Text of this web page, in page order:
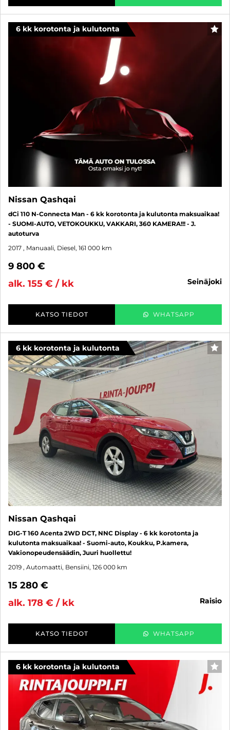
6 kk korotonta ja kulutonta
Nissan Qashqai
dCi 110 N-Connecta Man - 6 kk korotonta ja kulutonta maksuaikaa!
- SUOMI-AUTO, VETOKOUKKU, VAKKARI, 360 KAMERA!!! - J.
autoturva
2017 , Manuaali, Diesel, 161 000 km
9 800 €
alk. 155 € / kk
seinäjoki
KATSO TIEDOT WHATSAPP
6 kk korotonta ja kulutonta
Nissan Qashqai
DIG-T 160 Acenta 2WD DCT, NNC Display - 6 kk korotonta ja
kulutonta maksuaikaa! - Suomi-auto, Koukku, P.kamera,
Vakionopeudensäädin, Juuri huollettu!
2019 , Automaatti, Bensiini, 126 000 km
15 280 €
alk. 178 € / kk
raisio
KATSO TIEDOT WHATSAPP
6 kk korotonta ja kulutonta